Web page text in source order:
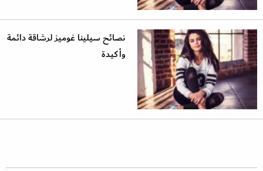
نصائح سيلينا غوميز لرشاقة دائمة
وأكيدة